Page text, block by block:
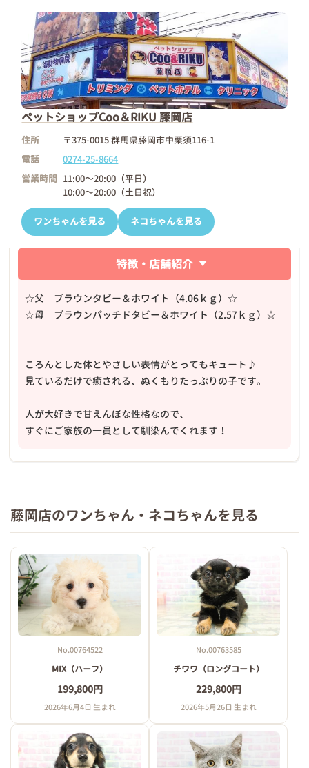
ペットショップCoo＆RIKU 藤岡店
住所
〒375-0015 群馬県藤岡市中栗須116-1
電話
0274-25-8664
営業時間 11:00～20:00（平日）
10:00～20:00（土日祝）
ワンちゃんを見る ネコちゃんを見る
特徴・店舗紹介
☆父 ブラウンタビー＆ホワイト（4.06ｋｇ）☆
☆母 ブラウンパッチドタビー＆ホワイト（2.57ｋｇ）☆
ころんとした体とやさしい表情がとってもキュート♪
見ているだけで癒される、ぬくもりたっぷりの子です。
人が大好きで甘えんぼな性格なので、
すぐにご家族の一員として馴染んでくれます！
藤岡店のワンちゃん・ネコちゃんを見る
No.00764522
MIX（ハーフ）
199,800円
2026年6月4日 生まれ
No.00763585
チワワ（ロングコート）
229,800円
2026年5月26日 生まれ